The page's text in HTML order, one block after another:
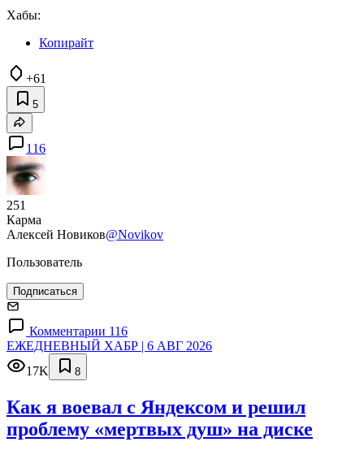
Хабы:
Копирайт
+61
5
116
251
Карма
Алексей Новиков@Novikov
Пользователь
Подписаться
Комментарии 116
ЕЖЕДНЕВНЫЙ ХАБР | 6 АВГ 2026
17K
8
Как я воевал с Яндексом и решил
проблему «мертвых душ» на диске